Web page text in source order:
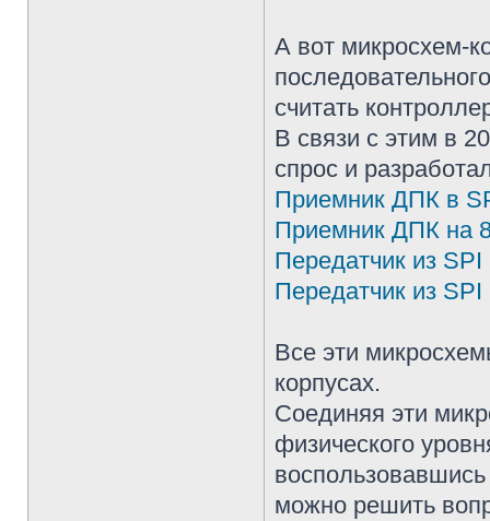
А вот микросхем-
считать
В связи с этим в
спрос и
Приемник ДПК в
Приемник ДПК на
Передатчик из
Передатчик из
Все эти
корпусах.
Соединяя эти
физического
можно решить